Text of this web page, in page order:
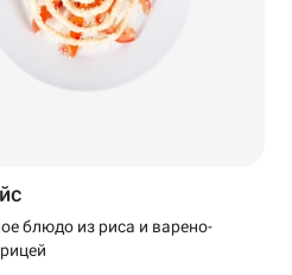
блюдо из риса и варено-